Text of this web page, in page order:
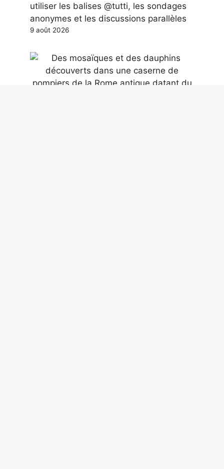
utiliser les balises @tutti, les sondages
anonymes et les discussions parallèles
9 août 2026